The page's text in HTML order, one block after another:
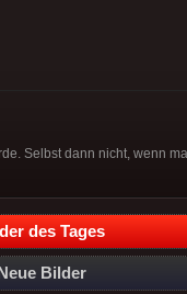
Selbst dann nicht, wenn
des Tages
Bilder